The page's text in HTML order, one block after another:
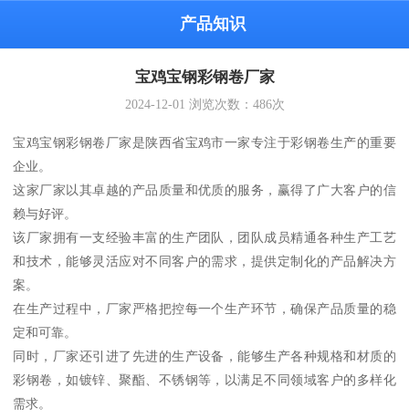
产品知识
宝鸡宝钢彩钢卷厂家
2024-12-01 浏览次数： 486次
宝鸡宝钢彩钢卷厂家是陕西省宝鸡市一家专注于彩钢卷生产的重要
企业。
这家厂家以其卓越的产品质量和优质的服务，赢得了广大客户的信
赖与好评。
该厂家拥有一支经验丰富的生产团队，团队成员精通各种生产工艺
和技术，能够灵活应对不同客户的需求，提供定制化的产品解决方
案。
在生产过程中，厂家严格把控每一个生产环节，确保产品质量的稳
定和可靠。
同时，厂家还引进了先进的生产设备，能够生产各种规格和材质的
彩钢卷，如镀锌、聚酯、不锈钢等，以满足不同领域客户的多样化
需求。